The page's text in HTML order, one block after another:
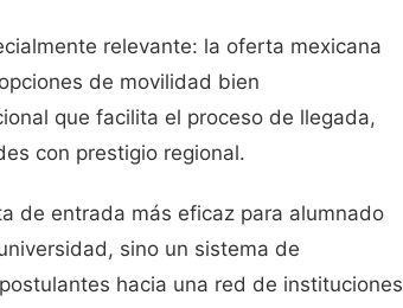
relevante: la oferta mexicana
de movilidad bien
que facilita el proceso de llegada,
con prestigio regional.
de entrada más eficaz para alumnado
sino un sistema de
hacia una red de instituciones